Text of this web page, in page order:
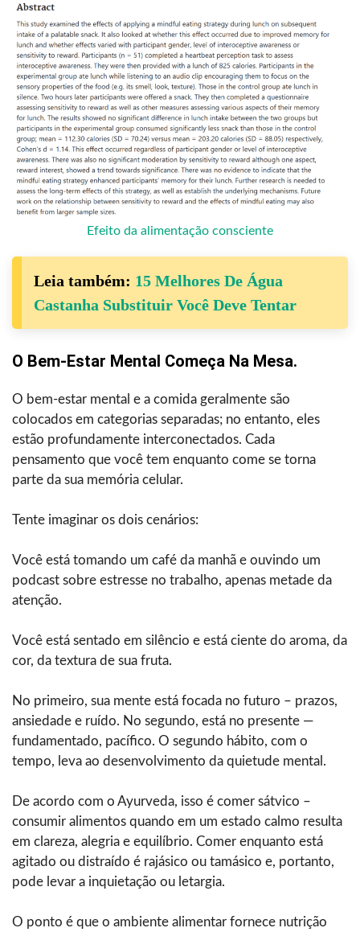
Efeito da alimentação consciente
Leia também: 15 Melhores De Água
Castanha Substituir Você Deve Tentar
O Bem-Estar Mental Começa Na Mesa.
O bem-estar mental e a comida geralmente são
colocados em categorias separadas; no entanto, eles
estão profundamente interconectados. Cada
pensamento que você tem enquanto come se torna
parte da sua memória celular.
Tente imaginar os dois cenários:
Você está tomando um café da manhã e ouvindo um
podcast sobre estresse no trabalho, apenas metade da
atenção.
Você está sentado em silêncio e está ciente do aroma, da
cor, da textura de sua fruta.
No primeiro, sua mente está focada no futuro – prazos,
ansiedade e ruído. No segundo, está no presente —
fundamentado, pacífico. O segundo hábito, com o
tempo, leva ao desenvolvimento da quietude mental.
De acordo com o Ayurveda, isso é comer sátvico –
consumir alimentos quando em um estado calmo resulta
em clareza, alegria e equilíbrio. Comer enquanto está
agitado ou distraído é rajásico ou tamásico e, portanto,
pode levar a inquietação ou letargia.
O ponto é que o ambiente alimentar fornece nutrição